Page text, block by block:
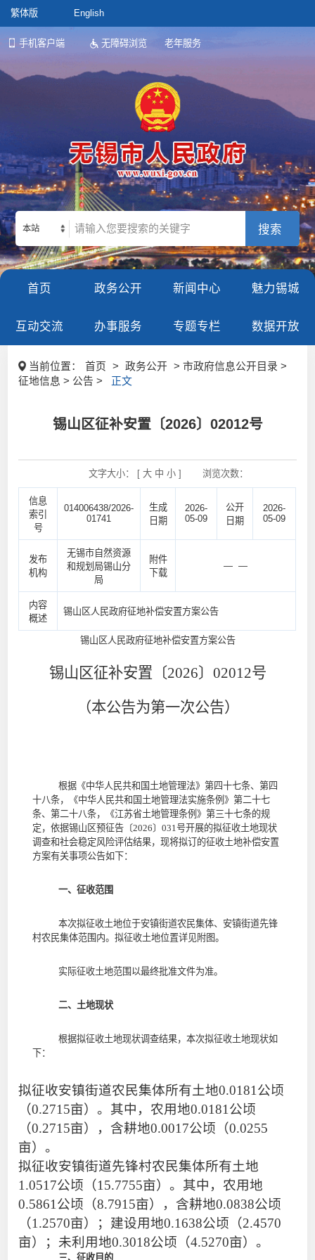
繁体版 English
手机客户端 无障碍浏览 老年服务
本站
首页 政务公开 新闻中心 魅力锡城
互动交流 办事服务 专题专栏 数据开放
当前位置： 首页 > 政务公开
> 市政府信息公开目录 >
征地信息 > 公告 >
正文
锡山区征补安置〔2026〕02012号
文字大小： [ 大 中 小] 浏览次数：
信息
索引
号
014006438/2026-
01741
生成
日期
2026-
05-09
公开
日期
2026-
05-09
发布
机构
无锡市自然资源
和规划局锡山分
局
附件
下载
— —
内容
概述
锡山区人民政府征地补偿安置方案公告
锡山区人民政府征地补偿安置方案公告
锡山区征补安置〔2026〕 02012号
（本公告为第一次公告）
根据《中华人民共和国土地管理法》第四十七条、第四
十八条，《中华人民共和国土地管理法实施条例》第二十七
条、第二十八条，《江苏省土地管理条例》第三十七条的规
定，依据锡山区预征告〔2026〕 031 号开展的拟征收土地现状
调查和社会稳定风险评估结果，现将拟订的征收土地补偿安置
方案有关事项公告如下：
一、征收范围
本次拟征收土地位于安镇街道农民集体、安镇街道先锋
村农民集体范围内。拟征收土地位置详见附图。
实际征收土地范围以最终批准文件为准。
二、土地现状
根据拟征收土地现状调查结果，本次拟征收土地现状如
下：
拟征收安镇街道农民集体所有土地0.0181 公顷
（0.2715亩）。其中，农用地0.0181 公顷
（0.2715亩），含耕地0.0017公顷（0.0255
亩）。
拟征收安镇街道先锋村农民集体所有土地
1.0517公顷（15.7755亩）。其中，农用地
0.5861 公顷（8.7915亩），含耕地0.0838公顷
（1.2570亩） ； 建设用地0.1638公顷（2.4570
亩）
； 未利用地0.3018公顷（4.5270亩）。
三、征收目的